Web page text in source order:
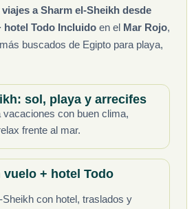
a Sharm el-Sheikh desde
hotel Todo Incluido en el Mar Rojo,
buscados de Egipto para playa,
sol, playa y arrecifes
vacaciones con buen clima,
frente al mar.
vuelo + hotel Todo
con hotel, traslados y